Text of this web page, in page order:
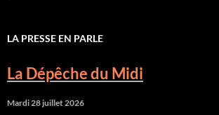
LA PRESSE EN PARLE
La Dépêche du Midi
Mardi 28 juillet 2026